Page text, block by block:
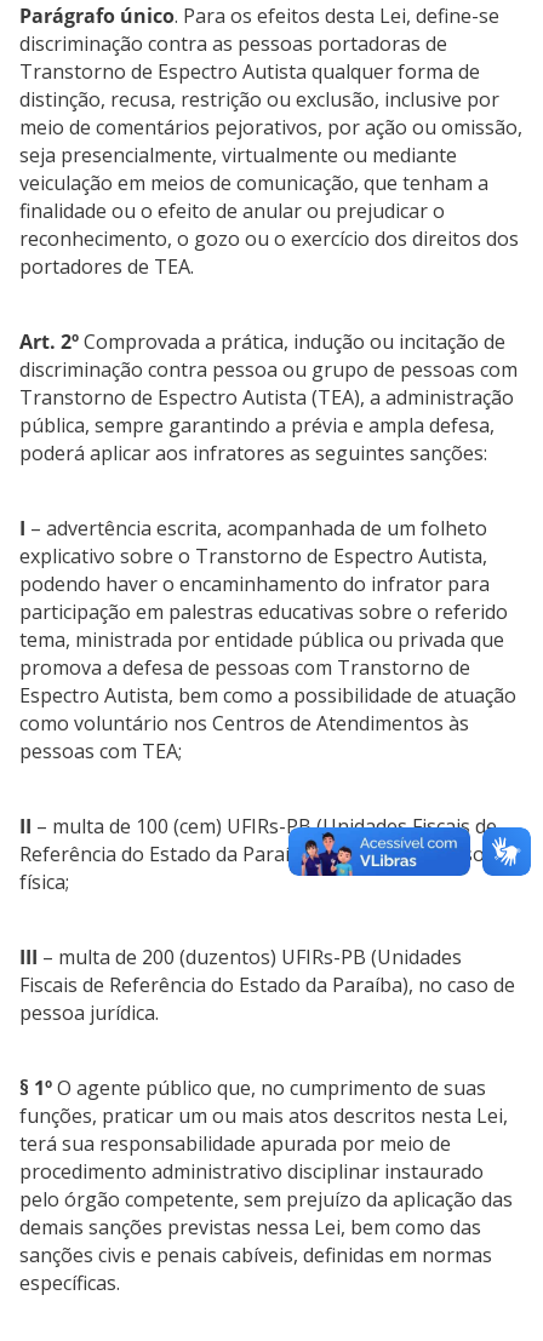
Parágrafo único. Para os efeitos desta Lei, define-se
discriminação contra as pessoas portadoras de
Transtorno de Espectro Autista qualquer forma de
distinção, recusa, restrição ou exclusão, inclusive por
meio de comentários pejorativos, por ação ou omissão,
seja presencialmente, virtualmente ou mediante
veiculação em meios de comunicação, que tenham a
finalidade ou o efeito de anular ou prejudicar o
reconhecimento, o gozo ou o exercício dos direitos dos
portadores de TEA.
Art. 2ºComprovada a prática, indução ou incitação de
discriminação contra pessoa ou grupo de pessoas com
Transtorno de Espectro Autista (TEA), a administração
pública, sempre garantindo a prévia e ampla defesa,
poderá aplicar aos infratores as seguintes sanções:
I – advertência escrita, acompanhada de um folheto
explicativo sobre o Transtorno de Espectro Autista,
podendo haver o encaminhamento do infrator para
participação em palestras educativas sobre o referido
tema, ministrada por entidade pública ou privada que
promova a defesa de pessoas com Transtorno de
Espectro Autista, bem como a possibilidade de atuação
como voluntário nos Centros de Atendimentos às
pessoas com TEA;
II – multa de 100 (cem) UFIRs-PB (Unidades Fiscais de
Referência do Estado da Paraíba), no caso de pessoa
física;
III – multa de 200 (duzentos) UFIRs-PB (Unidades
Fiscais de Referência do Estado da Paraíba), no caso de
pessoa jurídica.
§ 1ºO agente público que, no cumprimento de suas
funções, praticar um ou mais atos descritos nesta Lei,
terá sua responsabilidade apurada por meio de
procedimento administrativo disciplinar instaurado
pelo órgão competente, sem prejuízo da aplicação das
demais sanções previstas nessa Lei, bem como das
sanções civis e penais cabíveis, definidas em normas
específicas.